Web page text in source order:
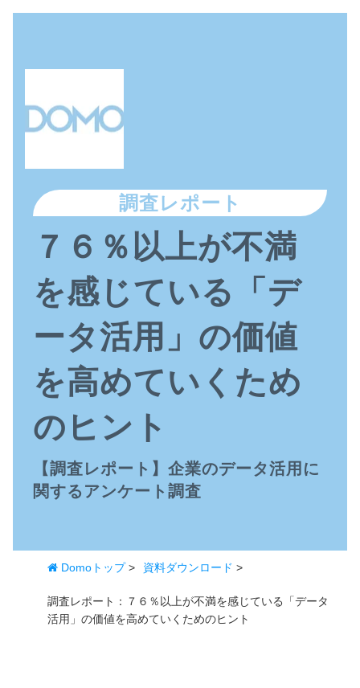
調査レポート
７６％以上が不満
を感じている「デ
ータ活用」の価値
を高めていくため
のヒント
【調査レポート】企業のデータ活用に
関するアンケート調査
Domoトップ> 資料ダウンロード >
調査レポート：７６％以上が不満を感じている「データ
活用」の価値を高めていくためのヒント